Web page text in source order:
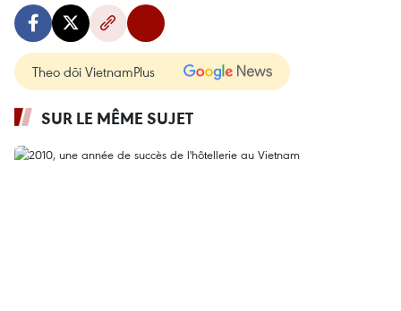
Theo dõi VietnamPlus
SUR LE MÊME SUJET